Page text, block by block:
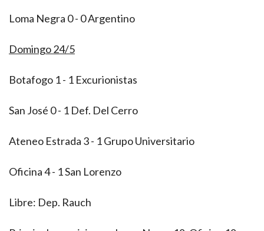
Loma Negra 0 - 0 Argentino
Domingo 24/5
Botafogo 1 - 1 Excurionistas
San José 0 - 1 Def. Del Cerro
Ateneo Estrada 3 - 1 Grupo Universitario
Oficina 4 - 1 San Lorenzo
Libre: Dep. Rauch